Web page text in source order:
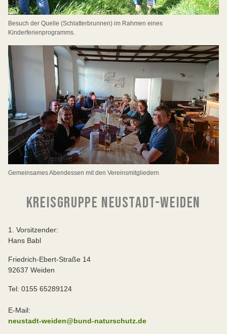
Besuch der Quelle (Schlatterbrunnen) im Rahmen eines
Kinderferienprogramms.
Gemeinsames Abendessen mit den Vereinsmitgliedern
KREISGRUPPE NEUSTADT-WEIDEN
1. Vorsitzender:
Hans Babl
Friedrich-Ebert-Straße 14
92637 Weiden
Tel: 0155 65289124
E-Mail:
neustadt-weiden@bund-naturschutz.de